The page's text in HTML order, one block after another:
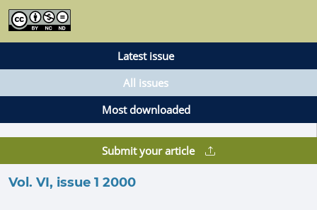
Latest issue
All issues
Most downloaded
Submit your article
Vol. VI, issue 1 2000